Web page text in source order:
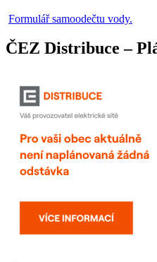
Formulář samoodečtu vody.
ČEZ Distribuce –